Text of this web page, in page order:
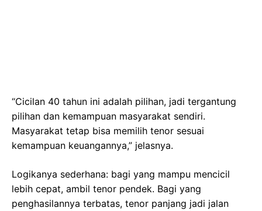
“Cicilan 40 tahun ini adalah pilihan, jadi tergantung
pilihan dan kemampuan masyarakat sendiri.
Masyarakat tetap bisa memilih tenor sesuai
kemampuan keuangannya,” jelasnya.
Logikanya sederhana: bagi yang mampu mencicil
lebih cepat, ambil tenor pendek. Bagi yang
penghasilannya terbatas, tenor panjang jadi jalan